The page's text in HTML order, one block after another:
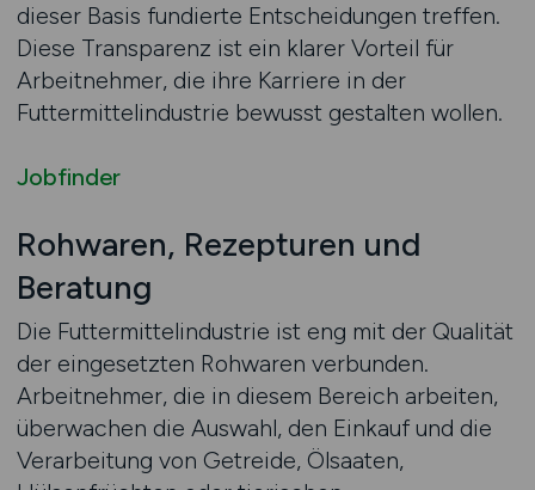
dieser Basis fundierte Entscheidungen treffen.
Diese Transparenz ist ein klarer Vorteil für
Arbeitnehmer, die ihre Karriere in der
Futtermittelindustrie bewusst gestalten wollen.
Jobfinder
Rohwaren, Rezepturen und
Beratung
Die Futtermittelindustrie ist eng mit der Qualität
der eingesetzten Rohwaren verbunden.
Arbeitnehmer, die in diesem Bereich arbeiten,
überwachen die Auswahl, den Einkauf und die
Verarbeitung von Getreide, Ölsaaten,